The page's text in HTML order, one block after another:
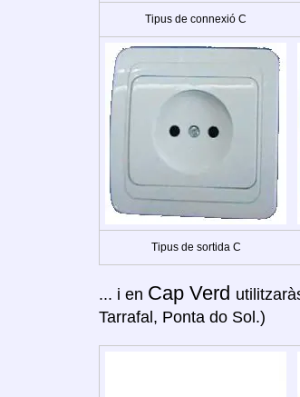
Tipus de connexió C
Tipus de sortida C
... i en Cap Verd
Tarrafal, Ponta do Sol.)